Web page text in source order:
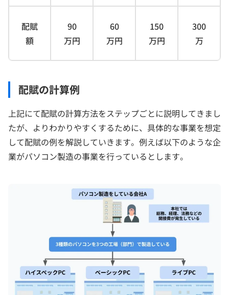
配賦
額
90
万円
60
万円
150
万円
300
万
配賦の計算例
上記にて配賦の計算方法をステップごとに説明してきまし
たが、よりわかりやすくするために、具体的な事業を想定
して配賦の例を解説していきます。例えば以下のような企
業がパソコン製造の事業を行っているとします。